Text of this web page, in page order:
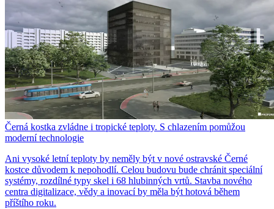
Černá kostka zvládne i tropické teploty. S chlazením pomůžou
moderní technologie
Ani vysoké letní teploty by neměly být v nové ostravské Černé
kostce důvodem k nepohodlí. Celou budovu bude chránit speciální
systémy, rozdílné typy skel i 68 hlubinných vrtů. Stavba nového
centra digitalizace, vědy a inovací by měla být hotová během
příštího roku.